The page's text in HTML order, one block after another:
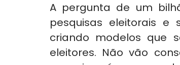
A pergunta de um
pesquisas eleitorais e
criando modelos que
eleitores. Não vão